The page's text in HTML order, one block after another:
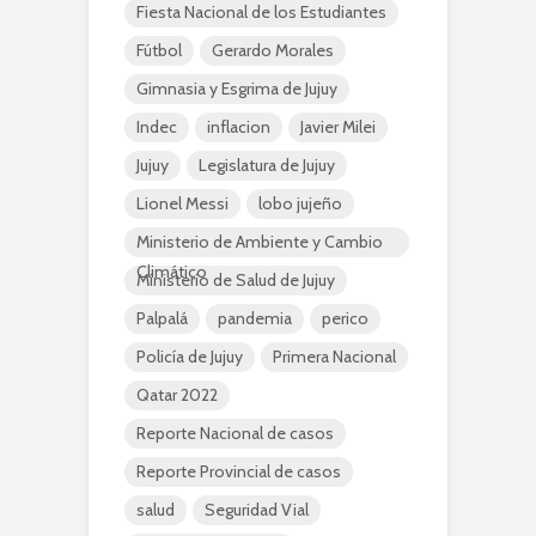
Fiesta Nacional de los Estudiantes
Fútbol
Gerardo Morales
Gimnasia y Esgrima de Jujuy
Indec
inflacion
Javier Milei
Jujuy
Legislatura de Jujuy
Lionel Messi
lobo jujeño
Ministerio de Ambiente y Cambio
Climático
Ministerio de Salud de Jujuy
Palpalá
pandemia
perico
Policía de Jujuy
Primera Nacional
Qatar 2022
Reporte Nacional de casos
Reporte Provincial de casos
salud
Seguridad Vial